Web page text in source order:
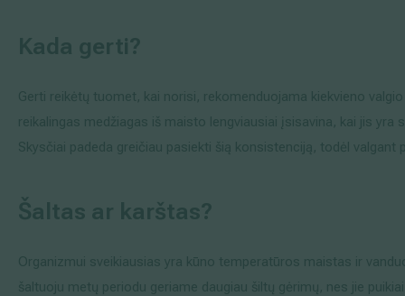
Kada gerti?
Gerti reikėtų tuomet, kai norisi, rekomenduojama kiekvieno
reikalingas medžiagas iš maisto lengviausiai įsisavina, kai jis yra
Skysčiai padeda greičiau pasiekti šią konsistenciją, todėl
Šaltas ar karštas?
Organizmui sveikiausias yra kūno temperatūros maistas ir
šaltuoju metų periodu geriame daugiau šiltų gėrimų, nes jie